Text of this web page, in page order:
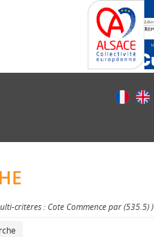
critères : Cote Commence par (535.5) )